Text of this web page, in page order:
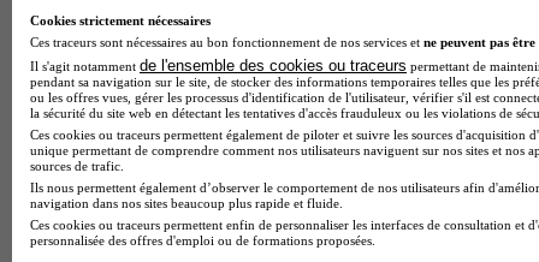
BTS Mco en alternance
BTS Pi en alternance
BTS Sp3s en alternance
Master CCA en alternance
BTS Ndrc en alternance
BTS Sam en alternance
Cap Fleuriste en alternance
BTS Sio en alternance
MSc Marketing Digital en alternance
BTS Gpme en alternance
Cap Electricien en alternance
BTS Gpn en alternance
Cookies strictement nécessaires
Ces traceurs sont nécessaires au bon fonctionnement de nos services et ne peuvent pas être
Il s'agit notamment de l'ensemble des cookies ou traceurs permettant de
pendant sa navigation sur le site, de stocker des informations temporaires telles que les
ou les offres vues, gérer les processus d'identification de l'utilisateur, vérifier s'il est
la sécurité du site web en détectant les tentatives d'accès frauduleux ou les violations de
Ces cookies ou traceurs permettent également de piloter et suivre les sources d'acquisition
unique permettant de comprendre comment nos utilisateurs naviguent sur nos sites et nos
sources de trafic.
Ils nous permettent également d’observer le comportement de nos utilisateurs afin
navigation dans nos sites beaucoup plus rapide et fluide.
Ces cookies ou traceurs permettent enfin de personnaliser les interfaces de consultation et
personnalisée des offres d'emploi ou de formations proposées.